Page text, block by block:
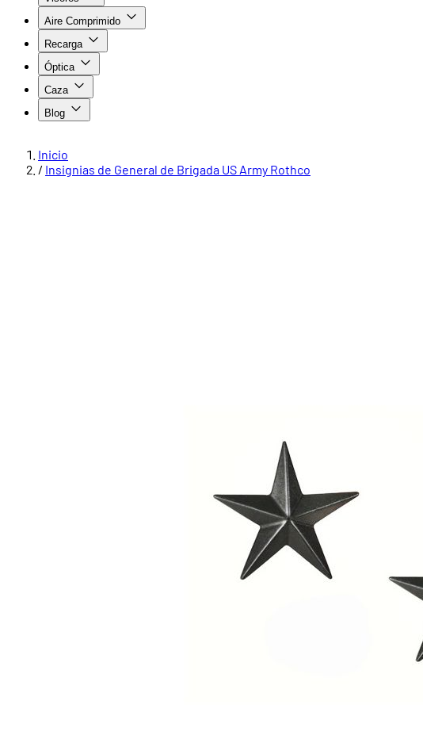
Aire Comprimido
Recarga
Óptica
Caza
Blog
Inicio
/ Insignias de General de Brigada US Army Rothco